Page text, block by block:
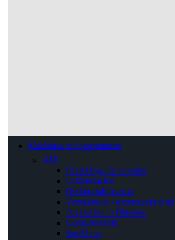
Machines et équipements
AIR
Chauffage de chantier
Climatisation
Déshumidification
Ventilateurs / extracteurs d'air
Aspiration et filtration
Compresseurs
Souffleur